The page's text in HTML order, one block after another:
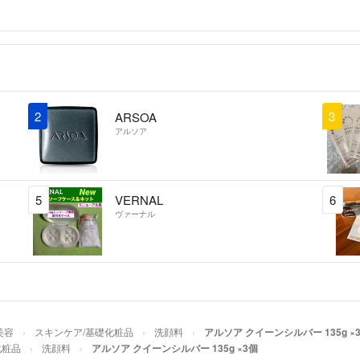
2 ARSOA
アルソア
3
5 VERNAL
ヴァーナル
6
容 スキンケア/基礎化粧品 洗顔料 アルソア クイーンシルバー 135g
品 洗顔料 アルソア クイーンシルバー 135g ×3個